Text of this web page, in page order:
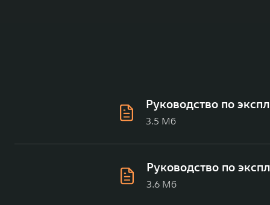
Руководство по
3.5 Мб
Руководство по
3.6 Мб